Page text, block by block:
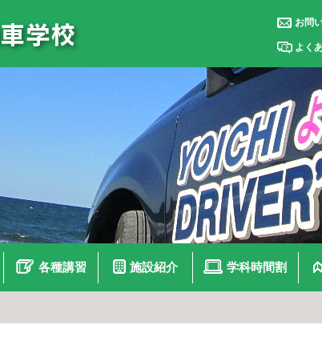
お問
よく
各種講習 施設紹介 学科時間割